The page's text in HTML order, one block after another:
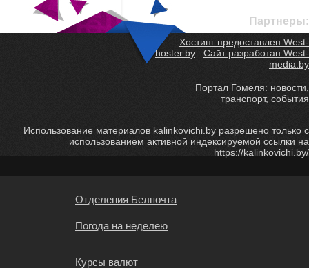
Партнеры:
Хостинг предоставлен West-
hoster.by
Сайт разработан West-
media.by
Портал Гомеля: новости,
транспорт, события
Использование материалов kalinkovichi.by разрешено только с
использованием активной индексируемой ссылки на
https://kalinkovichi.by/
Отделения Белпочта
Погода на неделею
Курсы валют